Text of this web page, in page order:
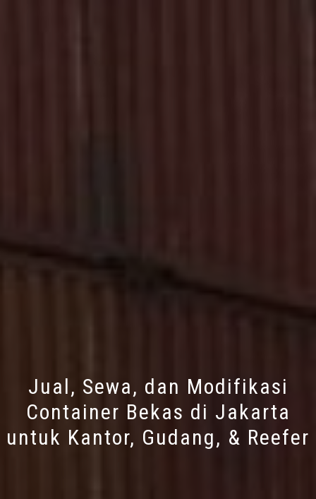
Jual, Sewa, dan Modifikasi
Container Bekas di Jakarta
untuk Kantor, Gudang, & Reefer